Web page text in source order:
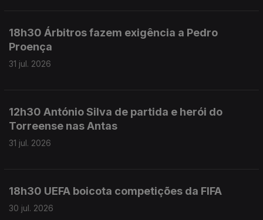
18h30 Árbitros fazem exigência a Pedro
Proença
31 jul. 2026
12h30 António Silva de partida e herói do
Torreense nas Antas
31 jul. 2026
18h30 UEFA boicota competições da FIFA
30 jul. 2026